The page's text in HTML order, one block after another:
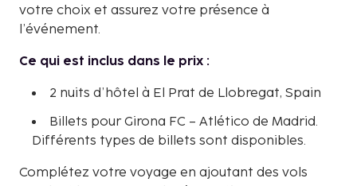
votre choix et assurez votre présence à
l’événement.
Ce qui est inclus dans le prix :
2 nuits d’hôtel à El Prat de Llobregat, Spain
Billets pour Girona FC – Atlético de Madrid.
Différents types de billets sont disponibles.
Complétez votre voyage en ajoutant des vols